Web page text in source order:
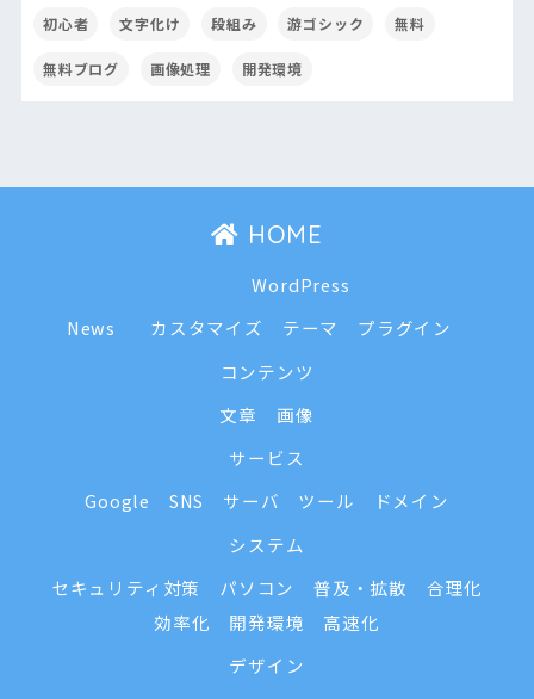
初心者 文字化け 段組み 游ゴシック 無料
無料ブログ 画像処理 開発環境
HOME
News
WordPress
カスタマイズ
テーマ
プラグイン
コンテンツ
文章
画像
サービス
Google
SNS サーバ ツール
ドメイン
システム
セキュリティ対策
パソコン 普及・拡散
合理化
効率化
開発環境
高速化
デザイン